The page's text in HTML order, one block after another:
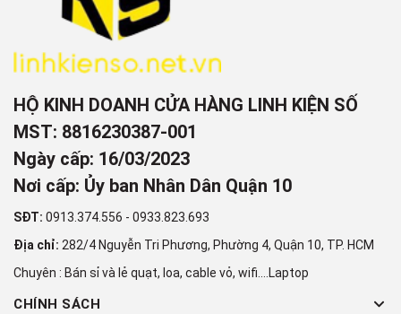
HỘ KINH DOANH CỬA HÀNG LINH KIỆN SỐ
MST: 8816230387-001
Ngày cấp: 16/03/2023
Nơi cấp: Ủy ban Nhân Dân Quận 10
SĐT: 0913.374.556 - 0933.823.693
Địa chỉ: 282/4 Nguyễn Tri Phương, Phường 4, Quận 10, TP. HCM
Chuyên : Bán sỉ và lẻ quạt, loa, cable vỏ, wifi....Laptop
CHÍNH SÁCH